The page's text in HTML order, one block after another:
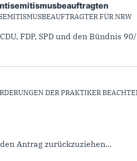
FÜR NRW
FDP, SPD und den Bündnis
DER PRAKTIKER
Antrag zurückzuziehen...